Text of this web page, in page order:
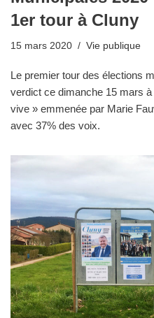
1er tour à Cluny
15 mars 2020 Vie publique
Le premier tour des élections
verdict ce dimanche 15 mars
vive » emmenée par Marie
avec 37% des voix.